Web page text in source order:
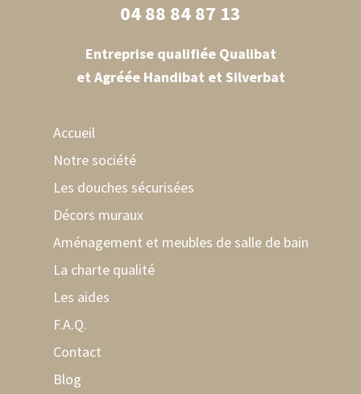
04 88 84 87 13
Entreprise qualifiée Qualibat
et Agréée Handibat et Silverbat
Accueil
Notre société
Les douches sécurisées
Décors muraux
Aménagement et meubles de salle de bain
La charte qualité
Les aides
F.A.Q.
Contact
Blog